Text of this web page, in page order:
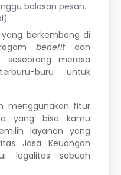
balasan pesan.
berkembang di
benefitdan
seseorang merasa
buru untuk
menggunakan fitur
yang bisa kamu
layanan yang
Jasa Keuangan
legalitas sebuah